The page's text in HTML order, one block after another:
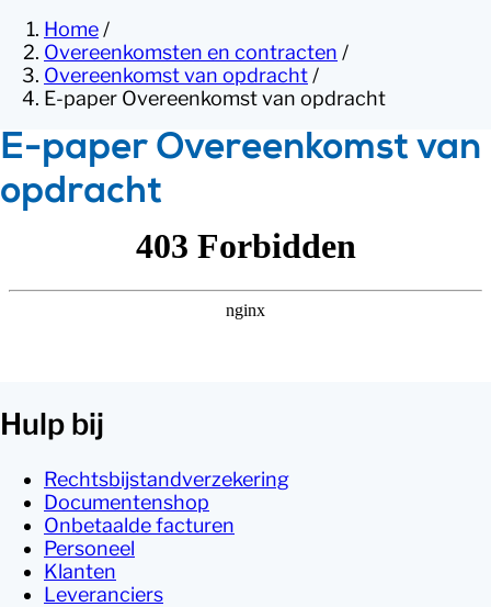
Home /
Overeenkomsten en contracten /
Overeenkomst van opdracht /
E-paper Overeenkomst van opdracht
E-paper Overeenkomst van
opdracht
Hulp bij
Rechtsbijstandverzekering
Documentenshop
Onbetaalde facturen
Personeel
Klanten
Leveranciers